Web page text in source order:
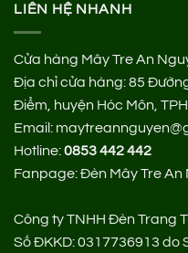
LIÊN HỆ NHANH
Cửa hàng Mây Tre An
Địa chỉ cửa hàng:85
Điểm, huyện Hóc Môn,
Email:
Hotline:0853 442 442
Fanpage:Đèn Mây Tre An
Công ty TNHH Đèn Trang
Số ĐKKD: 0317736913 do